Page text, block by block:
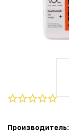
Производитель